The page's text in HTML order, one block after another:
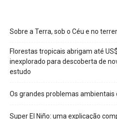
Sobre a Terra, sob o Céu e no
Florestas tropicais abrigam até
inexplorado para descoberta de
estudo
Os grandes problemas
Super El Niño: uma explicação